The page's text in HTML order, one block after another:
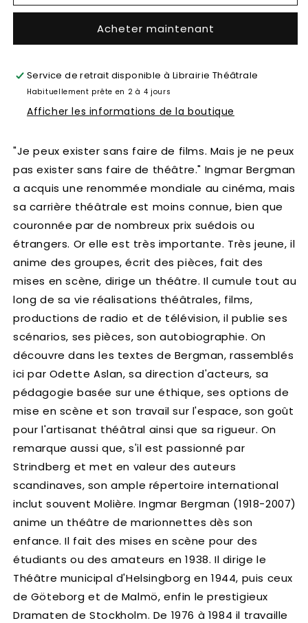
Acheter maintenant
Service de retrait disponible à Librairie Théâtrale
Habituellement prête en 2 à 4 jours
Afficher les informations de la boutique
"Je peux exister sans faire de films. Mais je ne peux
pas exister sans faire de théâtre." Ingmar Bergman
a acquis une renommée mondiale au cinéma, mais
sa carrière théâtrale est moins connue, bien que
couronnée par de nombreux prix suédois ou
étrangers. Or elle est très importante. Très jeune, il
anime des groupes, écrit des pièces, fait des
mises en scène, dirige un théâtre. Il cumule tout au
long de sa vie réalisations théâtrales, films,
productions de radio et de télévision, il publie ses
scénarios, ses pièces, son autobiographie. On
découvre dans les textes de Bergman, rassemblés
ici par Odette Aslan, sa direction d'acteurs, sa
pédagogie basée sur une éthique, ses options de
mise en scène et son travail sur l'espace, son goût
pour l'artisanat théâtral ainsi que sa rigueur. On
remarque aussi que, s'il est passionné par
Strindberg et met en valeur des auteurs
scandinaves, son ample répertoire international
inclut souvent Molière. Ingmar Bergman (1918-2007)
anime un théâtre de marionnettes dès son
enfance. Il fait des mises en scène pour des
étudiants ou des amateurs en 1938. Il dirige le
Théâtre municipal d'Helsingborg en 1944, puis ceux
de Göteborg et de Malmö, enfin le prestigieux
Dramaten de Stockholm. De 1976 à 1984 il travaille